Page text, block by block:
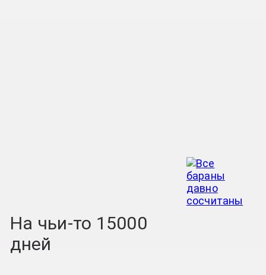
На чьи-то 15000
дней